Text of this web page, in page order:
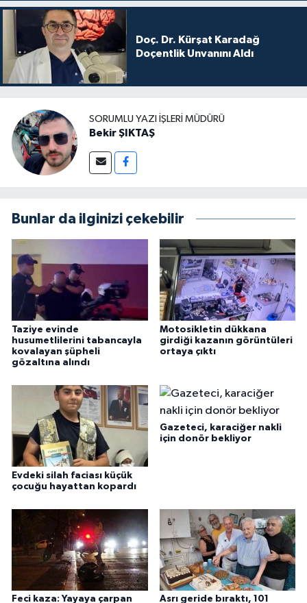
Doç. Dr. Kürşat Karadağ
Doçentlik Unvanını Aldı
SORUMLU YAZI İŞLERI MÜDÜRÜ
Bekir ŞIKTAŞ
Bunlar da ilginizi çekebilir
Taziye evinde
husumetlilerini tabancayla
kovalayan şüpheli
gözaltına alındı
Motosikletin dükkana
girdiği kazanın görüntüleri
ortaya çıktı
Evdeki silah faciası küçük
çocuğu hayattan kopardı
Gazeteci, karaciğer nakli
için donör bekliyor
Feci kaza: Yayaya çarpan Asrı geride bıraktı, 101